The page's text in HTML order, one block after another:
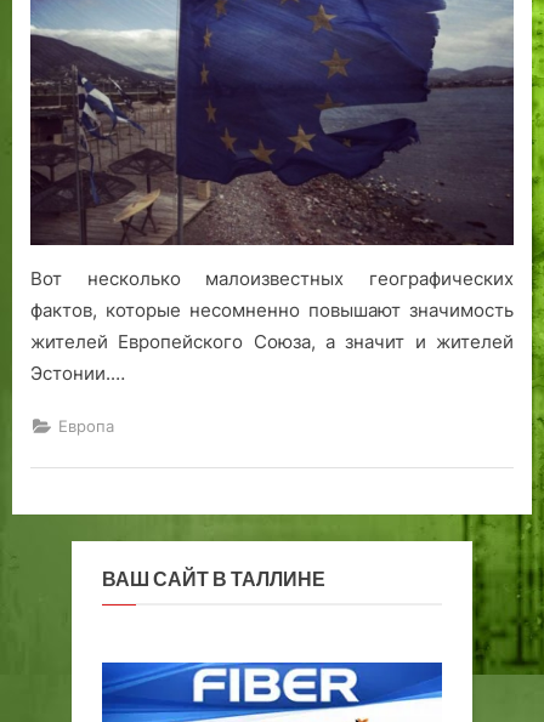
или
Америку,
можешь
оставаться
Европейском
Союзе!
Вот несколько малоизвестных географических
фактов, которые несомненно повышают значимость
жителей Европейского Союза, а значит и жителей
Эстонии.…
Европа
ВАШ САЙТ В ТАЛЛИНЕ